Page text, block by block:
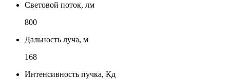
Световой поток, лм
800
Дальность луча, м
168
Интенсивность пучка, Кд